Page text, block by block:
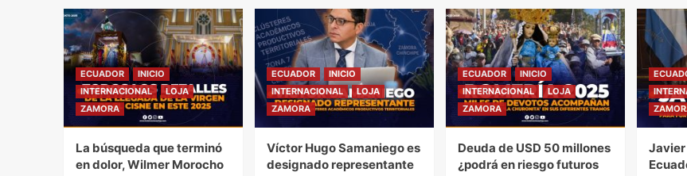
ECUADOR
INICIO
INTERNACIONAL
LOJA
ZAMORA
La búsqueda que terminó
en dolor, Wilmer Morocho
ECUADOR
INICIO
INTERNACIONAL
LOJA
ZAMORA
Víctor Hugo Samaniego es
designado representante
ECUADOR
INICIO
INTERNACIONAL
LOJA
ZAMORA
Deuda de USD 50 millones
¿podrá en riesgo futuros
Javier